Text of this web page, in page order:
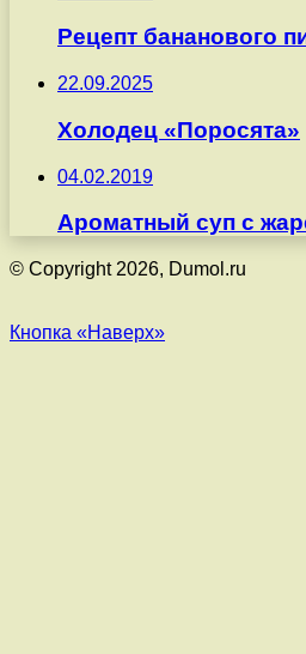
Рецепт бананового
22.09.2025
Холодец «Поросята»
04.02.2019
Ароматный суп с
© Copyright 2026, Dumol.ru
Кнопка «Наверх»